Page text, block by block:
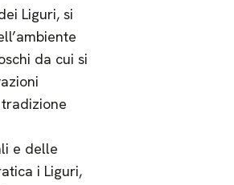
Liguri, si
da cui si
e delle
i Liguri,